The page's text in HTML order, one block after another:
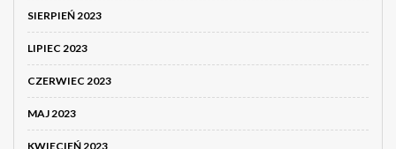
SIERPIEŃ 2023
LIPIEC 2023
CZERWIEC 2023
MAJ 2023
KWIECIEŃ 2023